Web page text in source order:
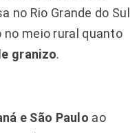
Rio Grande do Sul
no meio rural quanto
granizo.
e São Paulo ao